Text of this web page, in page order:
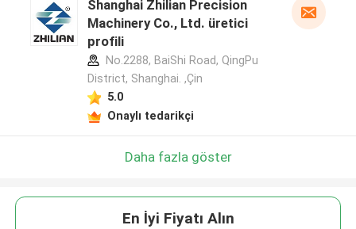
Shanghai Zhilian Precision
Machinery Co., Ltd. üretici
profili
No.2288, BaiShi Road, QingPu
District, Shanghai. ,Çin
5.0
Onaylı tedarikçi
Daha fazla göster
En İyi Fiyatı Alın